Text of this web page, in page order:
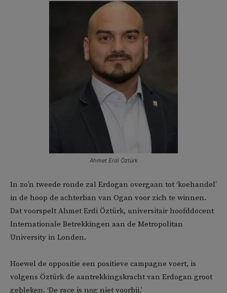
Ahmet Erdi Öztürk
In zo’n tweede ronde zal Erdogan overgaan tot ‘koehandel’
in de hoop de achterban van Ogan voor zich te winnen.
Dat voorspelt Ahmet Erdi Öztürk, universitair hoofddocent
Internationale Betrekkingen aan de Metropolitan
University in Londen.
Hoewel de oppositie een positieve campagne voert, is
volgens Öztürk de aantrekkingskracht van Erdogan groot
gebleken. ‘De race is nog niet voorbij.’